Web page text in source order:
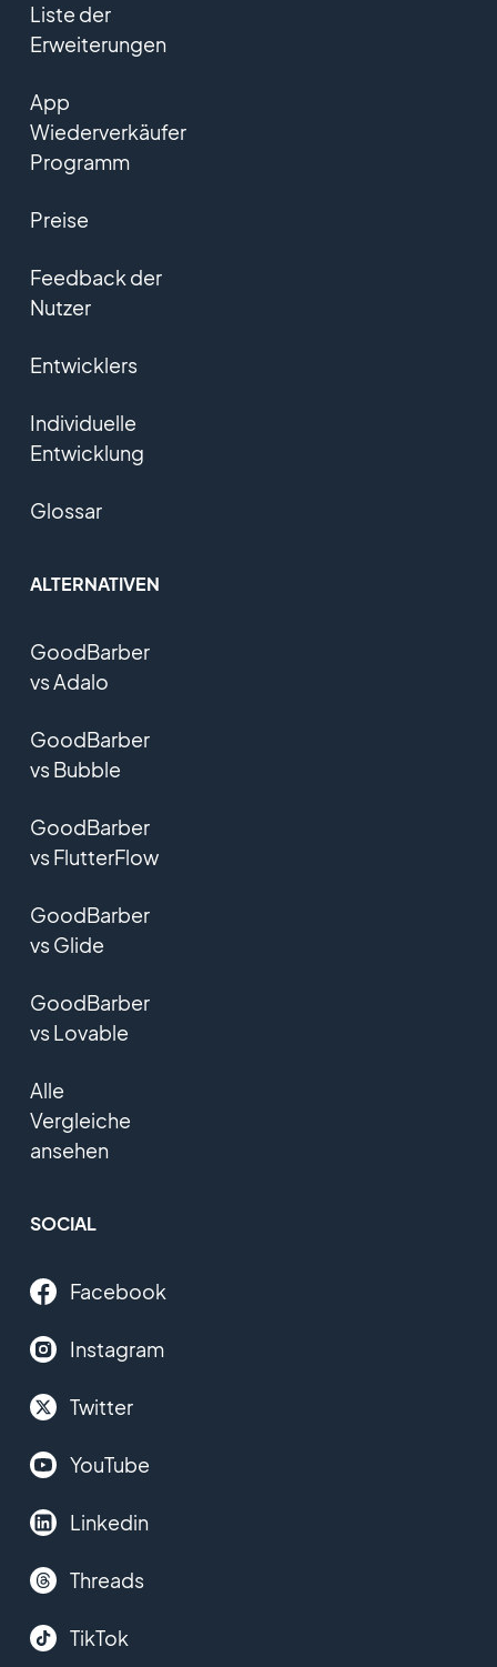
Liste der
Erweiterungen
App
Wiederverkäufer
Programm
Preise
Feedback der
Nutzer
Entwicklers
Individuelle
Entwicklung
Glossar
ALTERNATIVEN
GoodBarber
vs Adalo
GoodBarber
vs Bubble
GoodBarber
vs FlutterFlow
GoodBarber
vs Glide
GoodBarber
vs Lovable
Alle
Vergleiche
ansehen
SOCIAL
Facebook
Instagram
Twitter
YouTube
Linkedin
Threads
TikTok